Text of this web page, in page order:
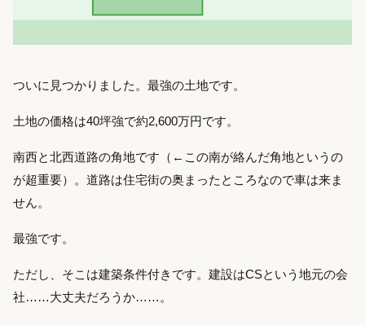
ついに見つかりました。最強の土地です。
土地の価格は40坪強で約2,600万円です。
南西と北西道路の角地です（←この南が絡んだ角地というの
が超重要）。道路は住宅街の奥まったところなので車は来ま
せん。
最強です。
ただし、そこは建築条件付きです。建設はCSという地元の会
社……大丈夫だろうか……。